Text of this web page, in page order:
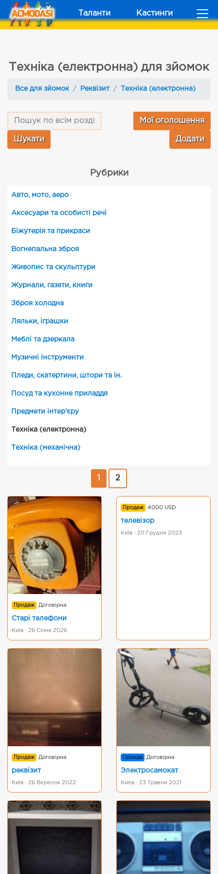
Таланти Кастинги
Техніка (електронна) для зйомок
Все для зйомок Реквізит Техніка (електронна)
Мої оголошення
Додати
Рубрики
Авто, мото, аеро
Аксесуари та особисті речі
Біжутерія та прикраси
Вогнепальна зброя
Живопис та скульптури
Журнали, газети, книги
Зброя холодна
Ляльки, іграшки
Меблі та дзеркала
Музичні інструменти
Пледи, скатертини, штори та ін.
Посуд та кухонне приладдя
Предмети інтер'єру
Техніка (електронна)
Техніка (механічна)
2
Продаж Договірна
Старі телефони
Київ · 26 Січня 2026
Продаж 4000 USD
телевізор
Київ · 20 Грудня 2023
Продаж Договірна
реквізит
Київ · 26 Вересня 2022
Оренда Договірна
Электросамокат
Киев · 23 Травня 2021